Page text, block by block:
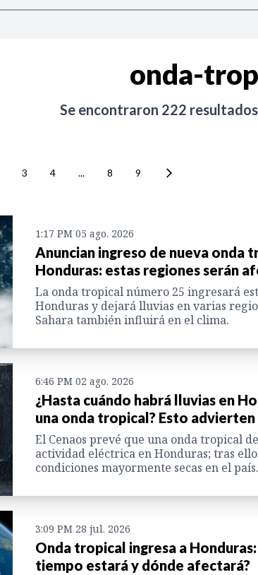
onda-
Se encontraron 222
3 4 ... 8 9
1:17 PM 05 ago. 2026
Anuncian ingreso de nueva onda
Honduras: estas regiones serán
La onda tropical número 25 ingresará
Honduras y dejará lluvias en varias
Sahara también influirá en el clima.
6:46 PM 02 ago. 2026
¿Hasta cuándo habrá lluvias en
una onda tropical? Esto advierten
El Cenaos prevé que una onda tropical
actividad eléctrica en Honduras; tras
condiciones mayormente secas en el país.
3:09 PM 28 jul. 2026
Onda tropical ingresa a
tiempo estará y dónde afectará?